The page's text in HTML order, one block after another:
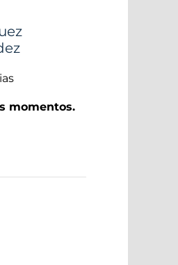
momentos.